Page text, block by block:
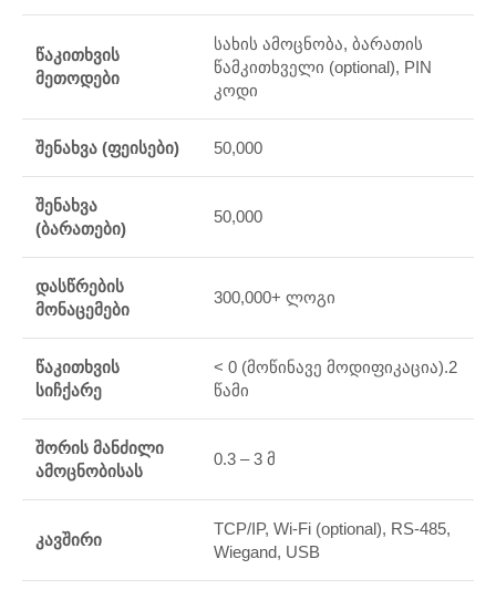
წაკითხვის
მეთოდები
სახის ამოცნობა, ბარათის
წამკითხველი (optional), PIN
კოდი
შენახვა (ფეისები) 50,000
შენახვა
(ბარათები)
50,000
დასწრების
მონაცემები
300,000+ ლოგი
წაკითხვის
სიჩქარე
< 0 (მოწინავე მოდიფიკაცია).2
წამი
შორის მანძილი
ამოცნობისას
0.3 – 3 მ
კავშირი
TCP/IP, Wi-Fi (optional), RS-485,
Wiegand, USB